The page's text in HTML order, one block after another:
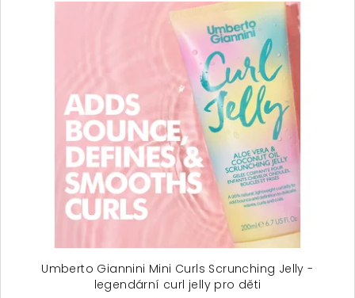
Umberto Giannini Mini Curls Scrunching Jelly -
legendární curl jelly pro děti